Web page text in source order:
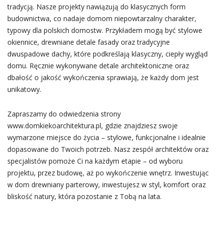
tradycją. Nasze projekty nawiązują do klasycznych form
budownictwa, co nadaje domom niepowtarzalny charakter,
typowy dla polskich domostw. Przykładem mogą być stylowe
okiennice, drewniane detale fasady oraz tradycyjne
dwuspadowe dachy, które podkreślają klasyczny, ciepły wygląd
domu. Ręcznie wykonywane detale architektoniczne oraz
dbałość o jakość wykończenia sprawiają, że każdy dom jest
unikatowy.
Zapraszamy do odwiedzenia strony
www.domkiekoarchitektura.pl, gdzie znajdziesz swoje
wymarzone miejsce do życia – stylowe, funkcjonalne i idealnie
dopasowane do Twoich potrzeb. Nasz zespół architektów oraz
specjalistów pomoże Ci na każdym etapie – od wyboru
projektu, przez budowę, aż po wykończenie wnętrz. Inwestując
w dom drewniany parterowy, inwestujesz w styl, komfort oraz
bliskość natury, która pozostanie z Tobą na lata.